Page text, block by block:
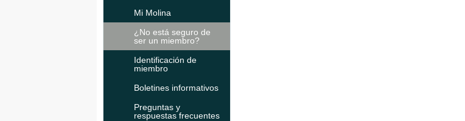
Mi Molina
¿No está seguro de
ser un miembro?
Identificación de
miembro
Boletines informativos
Preguntas y
respuestas frecuentes